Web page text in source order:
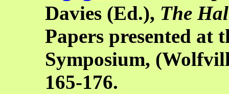
Davies (Ed.), The
Papers presented at
Symposium, (
165-176.